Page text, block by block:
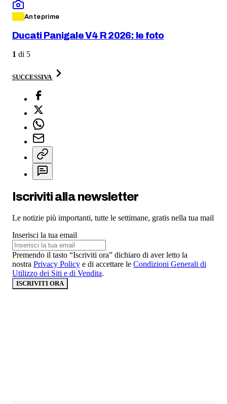
Anteprime
Ducati Panigale V4 R 2026: le foto
1 di 5
SUCCESSIVA
Iscriviti alla newsletter
Le notizie più importanti, tutte le settimane, gratis nella tua mail
Inserisci la tua email
Premendo il tasto “Iscriviti ora” dichiaro di aver letto la
nostra Privacy Policy e di accettare le Condizioni Generali di
Utilizzo dei Siti e di Vendita.
ISCRIVITI ORA